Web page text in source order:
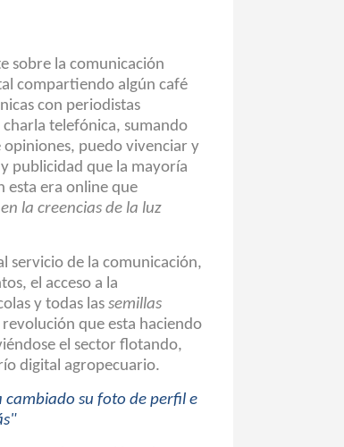
sobre la comunicación
compartiendo algún café
con periodistas
telefónica, sumando
puedo vivenciar y
publicidad que la mayoría
esta era online que
la creencias de la luz
servicio de la comunicación,
el acceso a la
y todas las semillas
que esta haciendo
el sector flotando,
digital agropecuario.
su foto de perfil e